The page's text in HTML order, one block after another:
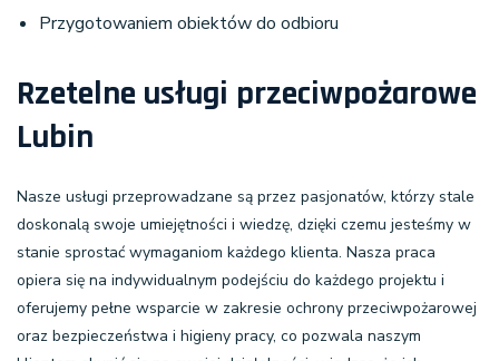
Przygotowaniem obiektów do odbioru
Rzetelne usługi przeciwpożarowe
Lubin
Nasze usługi przeprowadzane są przez pasjonatów, którzy stale
doskonalą swoje umiejętności i wiedzę, dzięki czemu jesteśmy w
stanie sprostać wymaganiom każdego klienta. Nasza praca
opiera się na indywidualnym podejściu do każdego projektu i
oferujemy pełne wsparcie w zakresie ochrony przeciwpożarowej
oraz bezpieczeństwa i higieny pracy, co pozwala naszym